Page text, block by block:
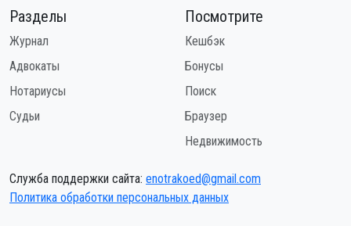
Разделы
Журнал
Адвокаты
Нотариусы
Судьи
Посмотрите
Кешбэк
Бонусы
Поиск
Браузер
Недвижимость
Служба поддержки сайта: enotrakoed@gmail.com
Политика обработки персональных данных